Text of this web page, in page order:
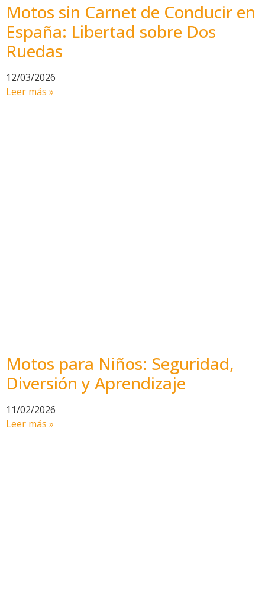
Motos sin Carnet de Conducir en
España: Libertad sobre Dos
Ruedas
12/03/2026
Leer más »
Motos para Niños: Seguridad,
Diversión y Aprendizaje
11/02/2026
Leer más »